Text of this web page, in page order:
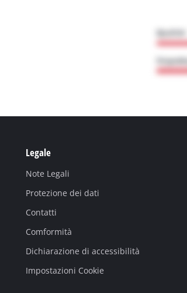
Legale
Note Legali
Protezione dei dati
Contatti
Comformità
Dichiarazione di accessibilità
Impostazioni Cookie